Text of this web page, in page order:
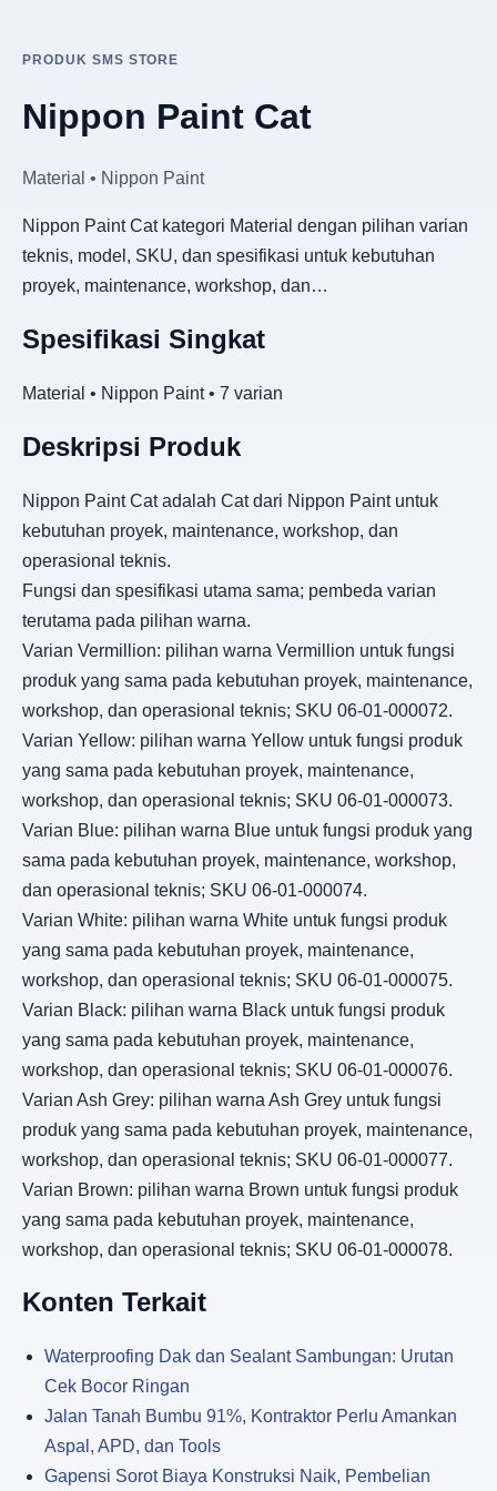
PRODUK SMS STORE
Nippon Paint Cat
Material • Nippon Paint
Nippon Paint Cat kategori Material dengan pilihan varian
teknis, model, SKU, dan spesifikasi untuk kebutuhan
proyek, maintenance, workshop, dan…
Spesifikasi Singkat
Material • Nippon Paint • 7 varian
Deskripsi Produk
Nippon Paint Cat adalah Cat dari Nippon Paint untuk
kebutuhan proyek, maintenance, workshop, dan
operasional teknis.
Fungsi dan spesifikasi utama sama; pembeda varian
terutama pada pilihan warna.
Varian Vermillion: pilihan warna Vermillion untuk fungsi
produk yang sama pada kebutuhan proyek, maintenance,
workshop, dan operasional teknis; SKU 06-01-000072.
Varian Yellow: pilihan warna Yellow untuk fungsi produk
yang sama pada kebutuhan proyek, maintenance,
workshop, dan operasional teknis; SKU 06-01-000073.
Varian Blue: pilihan warna Blue untuk fungsi produk yang
sama pada kebutuhan proyek, maintenance, workshop,
dan operasional teknis; SKU 06-01-000074.
Varian White: pilihan warna White untuk fungsi produk
yang sama pada kebutuhan proyek, maintenance,
workshop, dan operasional teknis; SKU 06-01-000075.
Varian Black: pilihan warna Black untuk fungsi produk
yang sama pada kebutuhan proyek, maintenance,
workshop, dan operasional teknis; SKU 06-01-000076.
Varian Ash Grey: pilihan warna Ash Grey untuk fungsi
produk yang sama pada kebutuhan proyek, maintenance,
workshop, dan operasional teknis; SKU 06-01-000077.
Varian Brown: pilihan warna Brown untuk fungsi produk
yang sama pada kebutuhan proyek, maintenance,
workshop, dan operasional teknis; SKU 06-01-000078.
Konten Terkait
Waterproofing Dak dan Sealant Sambungan: Urutan
Cek Bocor Ringan
Jalan Tanah Bumbu 91%, Kontraktor Perlu Amankan
Aspal, APD, dan Tools
Gapensi Sorot Biaya Konstruksi Naik, Pembelian